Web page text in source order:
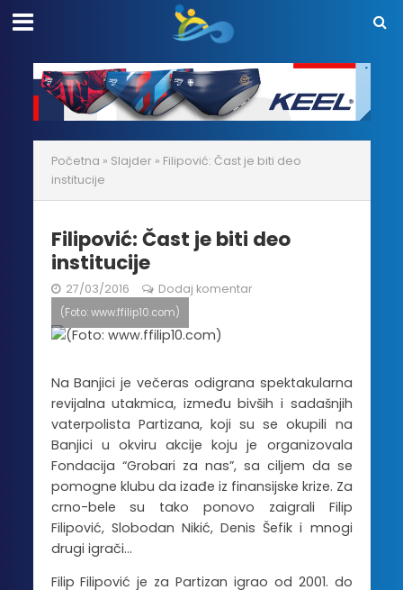
Početna » Slajder » Filipović: Čast je biti deo
institucije
Filipović: Čast je biti deo
institucije
27/03/2016 Dodaj komentar
(Foto: www.ffilip10.com)
Na Banjici je večeras odigrana spektakularna
revijalna utakmica, između bivših i sadašnjih
vaterpolista Partizana, koji su se okupili na
Banjici u okviru akcije koju je organizovala
Fondacija “Grobari za nas”, sa ciljem da se
pomogne klubu da izađe iz finansijske krize. Za
crno-bele su tako ponovo zaigrali Filip
Filipović, Slobodan Nikić, Denis Šefik i mnogi
drugi igrači…
Filip Filipović je za Partizan igrao od 2001. do